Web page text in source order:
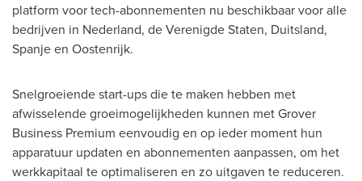
platform voor tech-abonnementen nu beschikbaar voor alle
bedrijven in Nederland, de Verenigde Staten, Duitsland,
Spanje en Oostenrijk.
Snelgroeiende start-ups die te maken hebben met
afwisselende groeimogelijkheden kunnen met Grover
Business Premium eenvoudig en op ieder moment hun
apparatuur updaten en abonnementen aanpassen, om het
werkkapitaal te optimaliseren en zo uitgaven te reduceren.